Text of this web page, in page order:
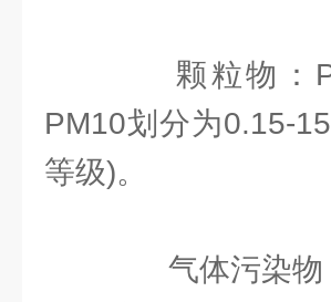
颗粒物：
PM10划分为0.15-
等级)。
气体污染物